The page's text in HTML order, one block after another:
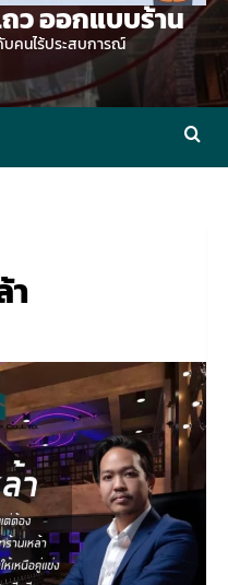
ว ออกแบบร้าน
กับคนไร้ประสบการณ์
า